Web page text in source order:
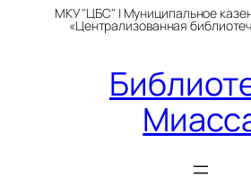
МКУ "ЦБС" | Муниципальное
«Централизованная